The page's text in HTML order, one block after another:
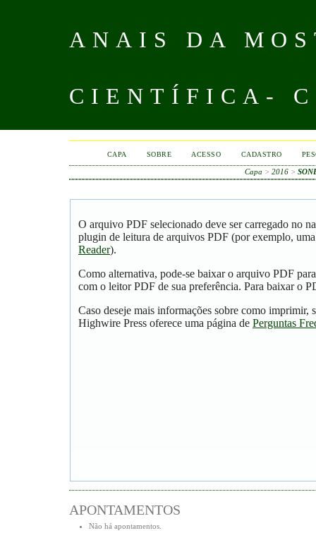
ANAIS DA
CIENTÍFICA-
CAPA SOBRE ACESSO CADASTRO
Capa > 2016>
O arquivo PDF selecionado deve ser carregado no
plugin de leitura de arquivos PDF (por exemplo,
Reader).
Como alternativa, pode-se baixar o arquivo PDF
com o leitor PDF de sua preferência. Para baixar o
Caso deseje mais informações sobre como imprimir,
Highwire Press oferece uma página de Perguntas
APONTAMENTOS
Não há apontamentos.